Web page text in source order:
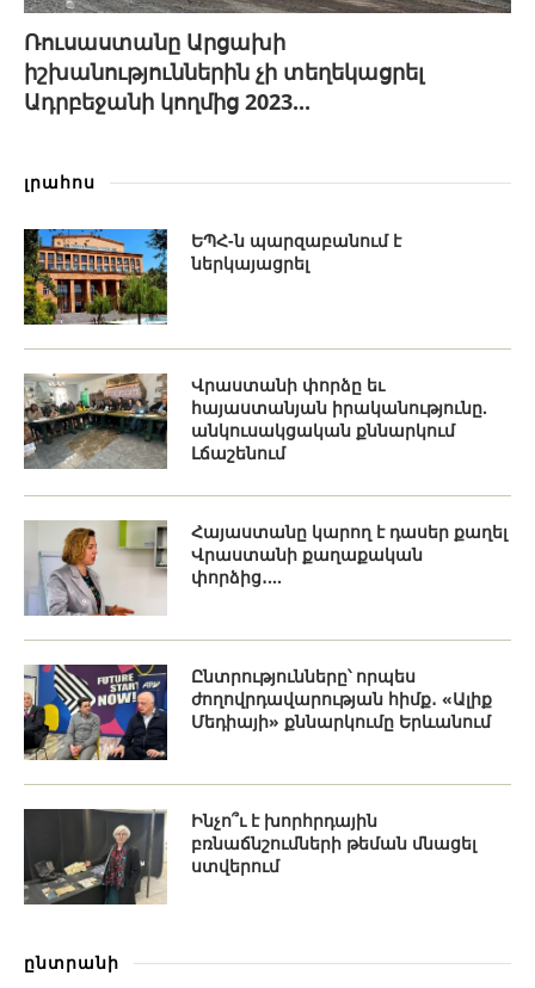
Ռուսաստանը Արցախի
իշխանություններին չի տեղեկացրել
Ադրբեջանի կողմից 2023...
լրահոս
ԵՊՀ-ն պարզաբանում է
ներկայացրել
Վրաստանի փորձը եւ
հայաստանյան իրականությունը.
անկուսակցական քննարկում
Լճաշենում
Հայաստանը կարող է դասեր քաղել
Վրաստանի քաղաքական
փորձից․...
Ընտրությունները՝ որպես
ժողովրդավարության հիմք․ «Ալիք
Մեդիայի» քննարկումը Երևանում
Ինչո՞ւ է խորհրդային
բռնաճնշումների թեման մնացել
ստվերում
ընտրանի